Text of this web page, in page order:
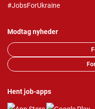
#JobsForUkraine
Modtag nyheder
Hent job-apps